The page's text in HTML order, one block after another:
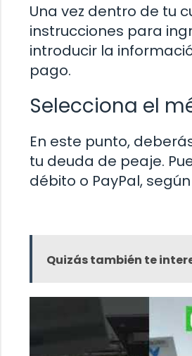
Una vez dentro de tu
instrucciones para
introducir la
pago.
Selecciona el
En este punto,
tu deuda de peaje.
débito o PayPal,
Quizás también te